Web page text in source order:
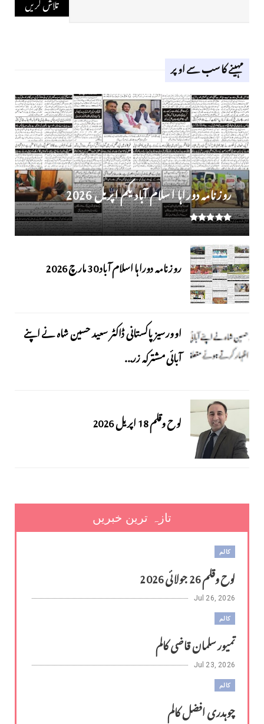
مہینے کا سب سے اوپر
روز نامہ دوراہا اسلام آباد یکم اپریل 2026
روزنامہ دوراہا اسلام آباد 30 مارچ 2026
اوورسیز پاکستانی ڈاکٹر سعید حسین شاہ نے اپنے
آبائی مشترکہ زر...
لوح وقلم 18 اپریل 2026
تازہ ترین خبریں
کالم
لوح وقلم 26 جولائی 2026
Jul 26, 2026
کالم
تمیور سلمان قاضی کالم
Jul 23, 2026
کالم
چوہدری افضل کالم